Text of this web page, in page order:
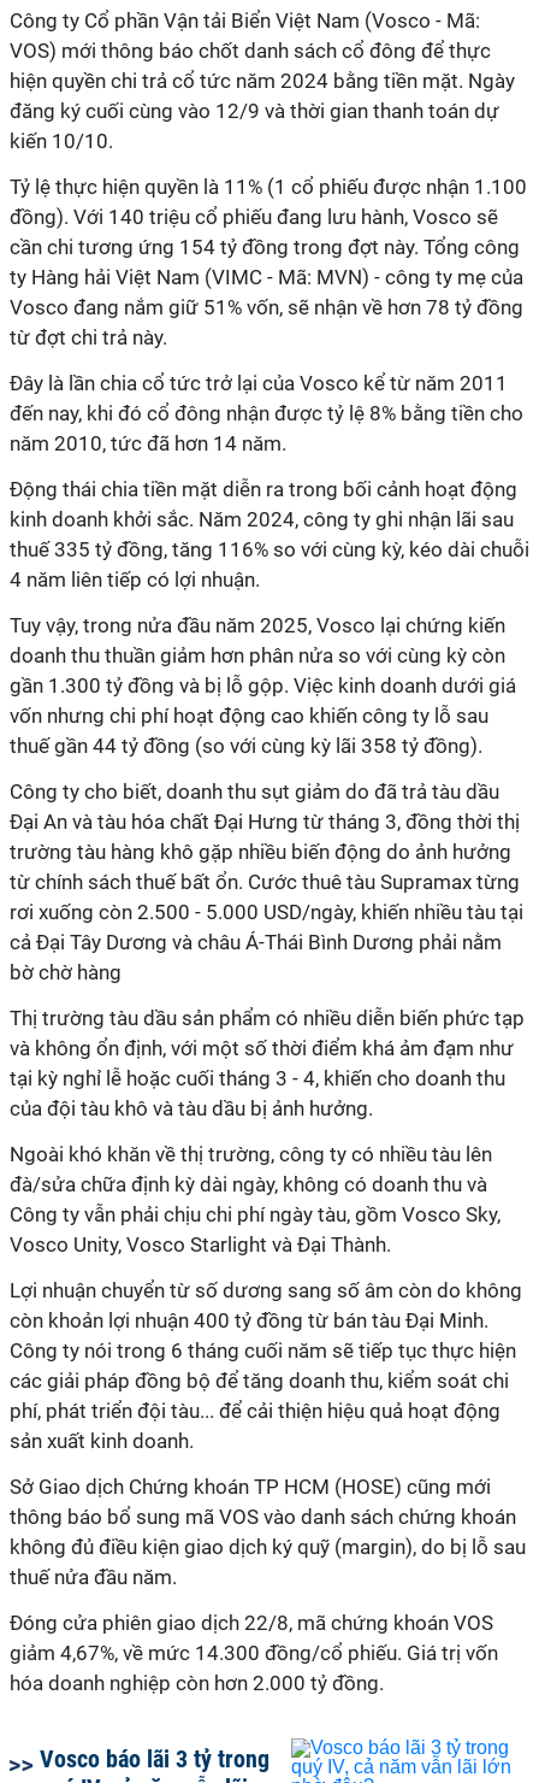
Công ty Cổ phần Vận tải Biển Việt Nam (Vosco - Mã:
VOS) mới thông báo chốt danh sách cổ đông để thực
hiện quyền chi trả cổ tức năm 2024 bằng tiền mặt. Ngày
đăng ký cuối cùng vào 12/9 và thời gian thanh toán dự
kiến 10/10.
Tỷ lệ thực hiện quyền là 11% (1 cổ phiếu được nhận 1.100
đồng). Với 140 triệu cổ phiếu đang lưu hành, Vosco sẽ
cần chi tương ứng 154 tỷ đồng trong đợt này. Tổng công
ty Hàng hải Việt Nam (VIMC - Mã: MVN) - công ty mẹ của
Vosco đang nắm giữ 51% vốn, sẽ nhận về hơn 78 tỷ đồng
từ đợt chi trả này.
Đây là lần chia cổ tức trở lại của Vosco kể từ năm 2011
đến nay, khi đó cổ đông nhận được tỷ lệ 8% bằng tiền cho
năm 2010, tức đã hơn 14 năm.
Động thái chia tiền mặt diễn ra trong bối cảnh hoạt động
kinh doanh khởi sắc. Năm 2024, công ty ghi nhận lãi sau
thuế 335 tỷ đồng, tăng 116% so với cùng kỳ, kéo dài chuỗi
4 năm liên tiếp có lợi nhuận.
Tuy vậy, trong nửa đầu năm 2025, Vosco lại chứng kiến
doanh thu thuần giảm hơn phân nửa so với cùng kỳ còn
gần 1.300 tỷ đồng và bị lỗ gộp. Việc kinh doanh dưới giá
vốn nhưng chi phí hoạt động cao khiến công ty lỗ sau
thuế gần 44 tỷ đồng (so với cùng kỳ lãi 358 tỷ đồng).
Công ty cho biết, doanh thu sụt giảm do đã trả tàu dầu
Đại An và tàu hóa chất Đại Hưng từ tháng 3, đồng thời thị
trường tàu hàng khô gặp nhiều biến động do ảnh hưởng
từ chính sách thuế bất ổn. Cước thuê tàu Supramax từng
rơi xuống còn 2.500 - 5.000 USD/ngày, khiến nhiều tàu tại
cả Đại Tây Dương và châu Á-Thái Bình Dương phải nằm
bờ chờ hàng
Thị trường tàu dầu sản phẩm có nhiều diễn biến phức tạp
và không ổn định, với một số thời điểm khá ảm đạm như
tại kỳ nghỉ lễ hoặc cuối tháng 3 - 4, khiến cho doanh thu
của đội tàu khô và tàu dầu bị ảnh hưởng.
Ngoài khó khăn về thị trường, công ty có nhiều tàu lên
đà/sửa chữa định kỳ dài ngày, không có doanh thu và
Công ty vẫn phải chịu chi phí ngày tàu, gồm Vosco Sky,
Vosco Unity, Vosco Starlight và Đại Thành.
Lợi nhuận chuyển từ số dương sang số âm còn do không
còn khoản lợi nhuận 400 tỷ đồng từ bán tàu Đại Minh.
Công ty nói trong 6 tháng cuối năm sẽ tiếp tục thực hiện
các giải pháp đồng bộ để tăng doanh thu, kiểm soát chi
phí, phát triển đội tàu... để cải thiện hiệu quả hoạt động
sản xuất kinh doanh.
Sở Giao dịch Chứng khoán TP HCM (HOSE) cũng mới
thông báo bổ sung mã VOS vào danh sách chứng khoán
không đủ điều kiện giao dịch ký quỹ (margin), do bị lỗ sau
thuế nửa đầu năm.
Đóng cửa phiên giao dịch 22/8, mã chứng khoán VOS
giảm 4,67%, về mức 14.300 đồng/cổ phiếu. Giá trị vốn
hóa doanh nghiệp còn hơn 2.000 tỷ đồng.
Vosco báo lãi 3 tỷ trong